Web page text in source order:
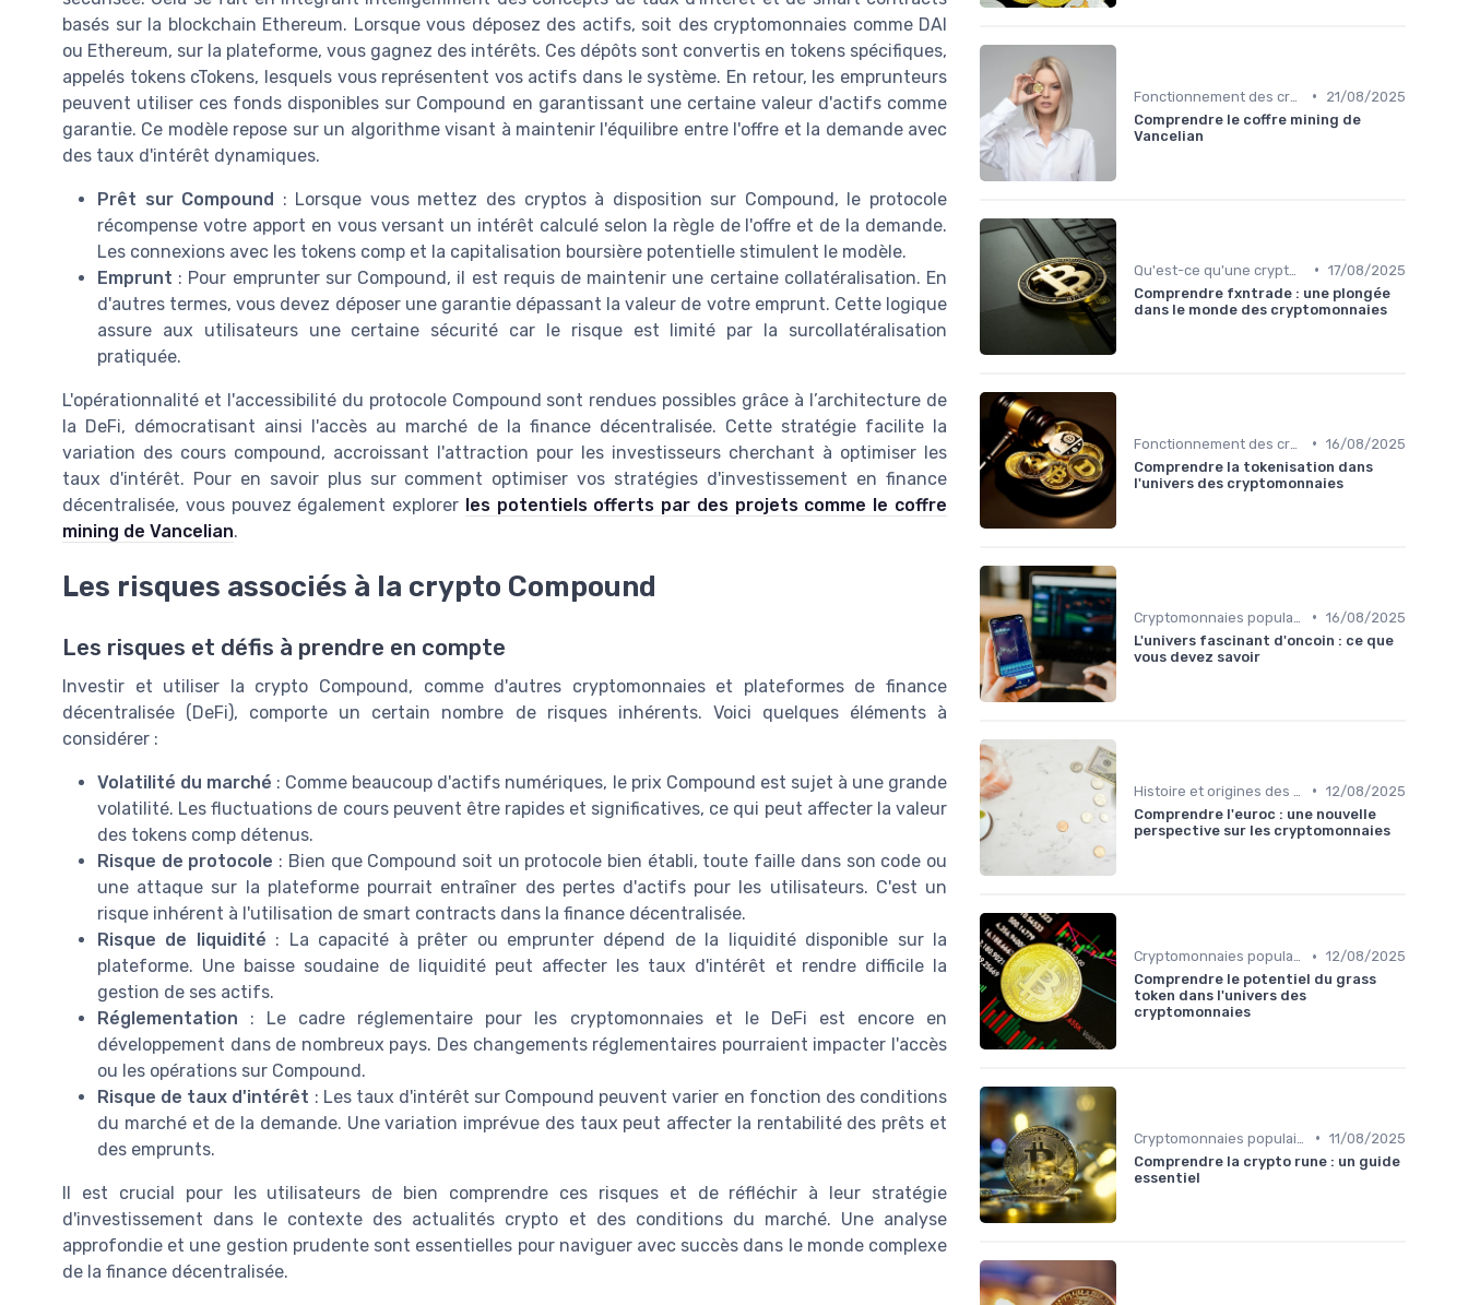
basés sur la blockchain Ethereum. Lorsque vous déposez des actifs, soit des cryptomonnaies comme DAI
ou Ethereum, sur la plateforme, vous gagnez des intérêts. Ces dépôts sont convertis en tokens spécifiques,
appelés tokens cTokens, lesquels vous représentent vos actifs dans le système. En retour, les emprunteurs
peuvent utiliser ces fonds disponibles sur Compound en garantissant une certaine valeur d'actifs comme
garantie. Ce modèle repose sur un algorithme visant à maintenir l'équilibre entre l'offre et la demande avec
des taux d'intérêt dynamiques.
Prêt sur Compound
: Lorsque vous mettez des cryptos à disposition sur Compound, le protocole
récompense votre apport en vous versant un intérêt calculé selon la règle de l'offre et de la demande.
Les connexions avec les tokens comp et la capitalisation boursière potentielle stimulent le modèle.
Emprunt : Pour emprunter sur Compound, il est requis de maintenir une certaine collatéralisation. En
d'autres termes, vous devez déposer une garantie dépassant la valeur de votre emprunt. Cette logique
assure aux utilisateurs une certaine sécurité car le risque est limité par la surcollatéralisation
pratiquée.
L'opérationnalité et l'accessibilité du protocole Compound sont rendues possibles grâce à l’architecture de
la DeFi, démocratisant ainsi l'accès au marché de la finance décentralisée. Cette stratégie facilite la
variation des cours compound, accroissant l'attraction pour les investisseurs cherchant à optimiser les
taux d'intérêt. Pour en savoir plus sur comment optimiser vos stratégies d'investissement en finance
décentralisée, vous pouvez également explorer les potentiels offerts par des projets comme le coffre
mining de Vancelian.
Les risques associés à la crypto Compound
Les risques et défis à prendre en compte
Investir et utiliser la crypto Compound, comme d'autres cryptomonnaies et plateformes de finance
décentralisée (DeFi), comporte un certain nombre de risques inhérents. Voici quelques éléments à
considérer :
Volatilité du marché : Comme beaucoup d'actifs numériques, le prix Compound est sujet à une grande
volatilité. Les fluctuations de cours peuvent être rapides et significatives, ce qui peut affecter la valeur
des tokens comp détenus.
Risque de protocole : Bien que Compound soit un protocole bien établi, toute faille dans son code ou
une attaque sur la plateforme pourrait entraîner des pertes d'actifs pour les utilisateurs. C'est un
risque inhérent à l'utilisation de smart contracts dans la finance décentralisée.
Risque de liquidité : La capacité à prêter ou emprunter dépend de la liquidité disponible sur la
plateforme. Une baisse soudaine de liquidité peut affecter les taux d'intérêt et rendre difficile la
gestion de ses actifs.
Réglementation : Le cadre réglementaire pour les cryptomonnaies et le DeFi est encore en
développement dans de nombreux pays. Des changements réglementaires pourraient impacter l'accès
ou les opérations sur Compound.
Risque de taux d'intérêt : Les taux d'intérêt sur Compound peuvent varier en fonction des conditions
du marché et de la demande. Une variation imprévue des taux peut affecter la rentabilité des prêts et
des emprunts.
Il est crucial pour les utilisateurs de bien comprendre ces risques et de réfléchir à leur stratégie
d'investissement dans le contexte des actualités crypto et des conditions du marché. Une analyse
approfondie et une gestion prudente sont essentielles pour naviguer avec succès dans le monde complexe
de la finance décentralisée.
•
21/08/2025
Comprendre le coffre mining de
Vancelian
• 17/08/2025
Comprendre fxntrade : une plongée
dans le monde des cryptomonnaies
• 16/08/2025
Comprendre la tokenisation dans
l'univers des cryptomonnaies
• 16/08/2025
L'univers fascinant d'oncoin : ce que
vous devez savoir
• 12/08/2025
Comprendre l'euroc : une nouvelle
perspective sur les cryptomonnaies
Cryptomonnaies populaires • 12/08/2025
Comprendre le potentiel du grass
token dans l'univers des
cryptomonnaies
• 11/08/2025
Comprendre la crypto rune : un guide
essentiel